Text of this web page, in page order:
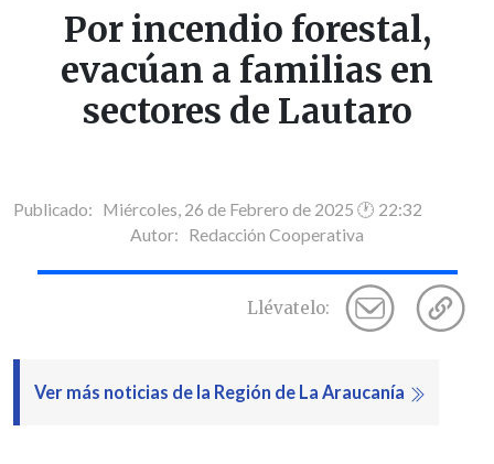
Por incendio forestal,
evacúan a familias en
sectores de Lautaro
Publicado: Miércoles, 26 de Febrero de 2025 🕐 22:32
Autor: Redacción Cooperativa
Llévatelo:
Ver más noticias de la Región de La Araucanía